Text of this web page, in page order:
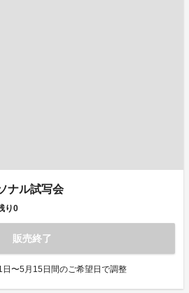
ナル試写会
り0
販売終了
〜5月15日間のご希望日で調整